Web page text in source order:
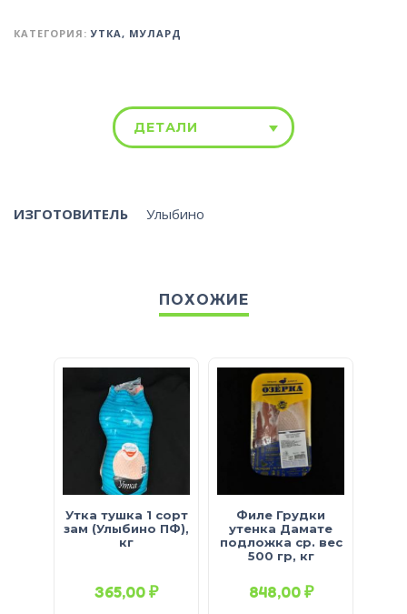
КАТЕГОРИЯ:УТКА, МУЛАРД
ДЕТАЛИ
ИЗГОТОВИТЕЛЬ Улыбино
ПОХОЖИЕ
Утка тушка 1 сорт
зам (Улыбино ПФ),
кг
365,00₽
Филе Грудки
утенка Дамате
подложка ср. вес
500 гр, кг
848,00₽